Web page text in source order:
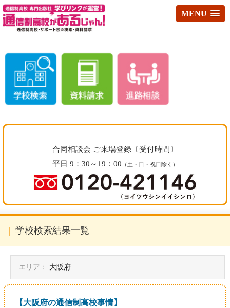
MENU
合同相談会 ご来場登録〔受付時間〕
平日 9：30～19：00 （土・日・祝日除く）
学校検索結果一覧
エリア： 大阪府
【大阪府の通信制高校事情】